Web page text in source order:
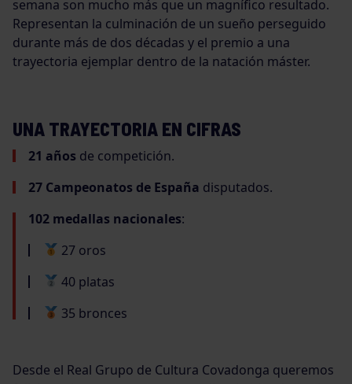
semana son mucho más que un magnífico resultado.
Representan la culminación de un sueño perseguido
durante más de dos décadas y el premio a una
trayectoria ejemplar dentro de la natación máster.
UNA TRAYECTORIA EN CIFRAS
21 años de competición.
27 Campeonatos de España disputados.
102 medallas nacionales:
27 oros
40 platas
35 bronces
Desde el Real Grupo de Cultura Covadonga queremos